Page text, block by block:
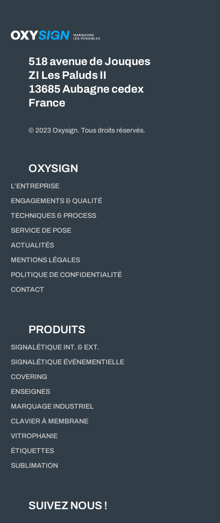
518 avenue de Jouques
ZI Les Paluds II
13685 Aubagne cedex
France
© 2023 Oxysign. Tous droits réservés.
OXYSIGN
L’ENTREPRISE
ENGAGEMENTS & QUALITÉ
TECHNIQUES & PROCESS
SERVICE DE POSE
ACTUALITÉS
MENTIONS LÉGALES
POLITIQUE DE CONFIDENTIALITÉ
CONTACT
PRODUITS
SIGNALÉTIQUE INT. & EXT.
SIGNALÉTIQUE ÉVÉNEMENTIELLE
COVERING
ENSEIGNES
MARQUAGE INDUSTRIEL
CLAVIER À MEMBRANE
VITROPHANIE
ÉTIQUETTES
SUBLIMATION
SUIVEZ NOUS !